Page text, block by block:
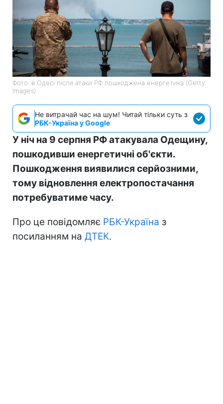
Фото: в Одесі після атаки РФ пошкоджена енергетика (Getty
Images)
Не витрачай час на шум! Читай тільки суть з
РБК-Україна у Google
У ніч на 9 серпня РФ атакувала Одещину,
пошкодивши енергетичні об'єкти.
Пошкодження виявилися серйозними,
тому відновлення електропостачання
потребуватиме часу.
Про це повідомляє РБК-Україна з
посиланням на ДТЕК.